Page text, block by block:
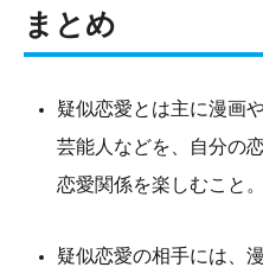
まとめ
疑似恋愛とは主に漫画
芸能人などを、自分の
恋愛関係を楽しむこと。
疑似恋愛の相手には、